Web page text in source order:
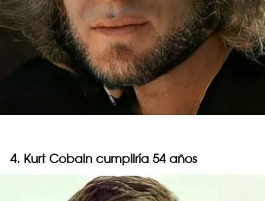
4. Kurt Cobain cumpliría 54 años